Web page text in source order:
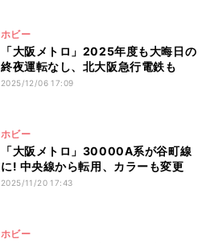
ホビー
「大阪メトロ」2025年度も大晦日の
終夜運転なし、北大阪急行電鉄も
2025/12/06 17:09
ホビー
「大阪メトロ」30000A系が谷町線
に! 中央線から転用、カラーも変更
2025/11/20 17:43
ホビー